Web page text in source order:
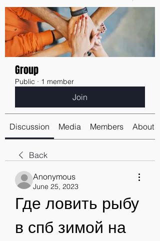
Group
Public · 1 member
Join
Discussion Media Members About
Back
Anonymous
June 25, 2023
Где ловить рыбу
в спб зимой на